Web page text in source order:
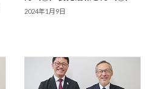
2024年1月9日